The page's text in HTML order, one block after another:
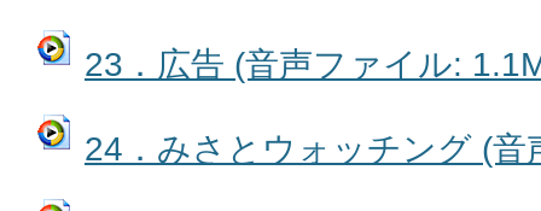
23．広告 (音声ファイル:
24．みさとウォッチング (音